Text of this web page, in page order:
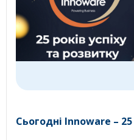
Сьогодні Innoware – 25